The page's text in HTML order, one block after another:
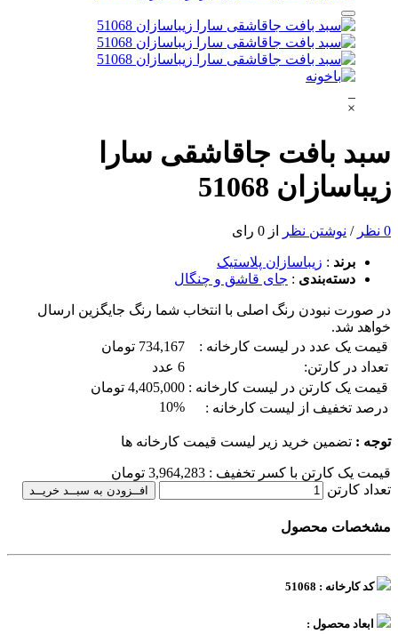
×
سبد بافت جاقاشقی سارا
زیباسازان 51068
0 نظر / نوشتن نظر از 0 رای
برند : زیباسازان پلاستیک
دسته‌بندی : جای قاشق و چنگال
در صورت نبودن رنگ اصلی با انتخاب شما رنگ جایگزین ارسال
خواهد شد.
قیمت یک عدد در لیست کارخانه :
734,167 تومان
تعداد در کارتن:
6 عدد
قیمت یک کارتن در لیست کارخانه : 4,405,000 تومان
درصد تخفیف از لیست کارخانه :
10%
توجه : تضمین خرید زیر لیست قیمت کارخانه ها
قیمت یک کارتن با کسر تخفیف : 3,964,283 تومان
تعداد کارتن
افــزودن به سبــد خریــد
مشخصات محصول
کد کارخانه : 51068
ابعاد محصول :